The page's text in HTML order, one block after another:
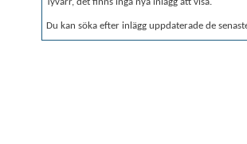
Du kan söka efter inlägg uppdaterade de